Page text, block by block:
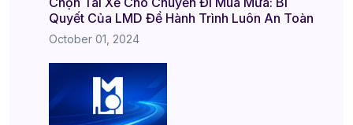
Quyết Của LMD Để Hành Trình Luôn An Toàn
October 01, 2024